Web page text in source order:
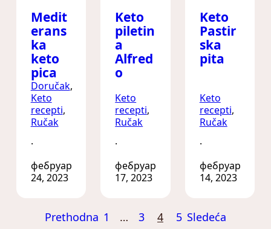
Medit
erans
ka
keto
pica
Doručak
Keto
recepti
Ručak
·
фебруар
24, 2023
Keto
piletin
a
Alfred
o
Keto
recepti
Ručak
·
фебруар
17, 2023
Keto
Pastir
ska
pita
Keto
recepti
Ručak
·
фебруар
14, 2023
Prethodna 1 … 3 4 5 Sledeća